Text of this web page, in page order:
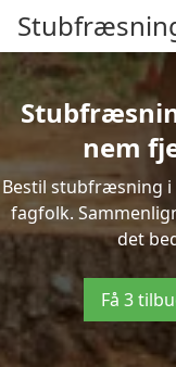
nem
Bestil stubfræsning
fagfolk.
det
Få 3